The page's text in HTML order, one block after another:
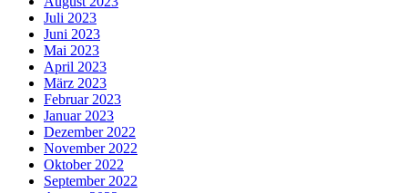
Juli 2023
Juni 2023
Mai 2023
April 2023
März 2023
Februar 2023
Januar 2023
Dezember 2022
November 2022
Oktober 2022
September 2022